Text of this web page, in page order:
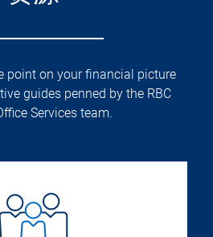
point on your financial picture
guides penned by the RBC
Services team.